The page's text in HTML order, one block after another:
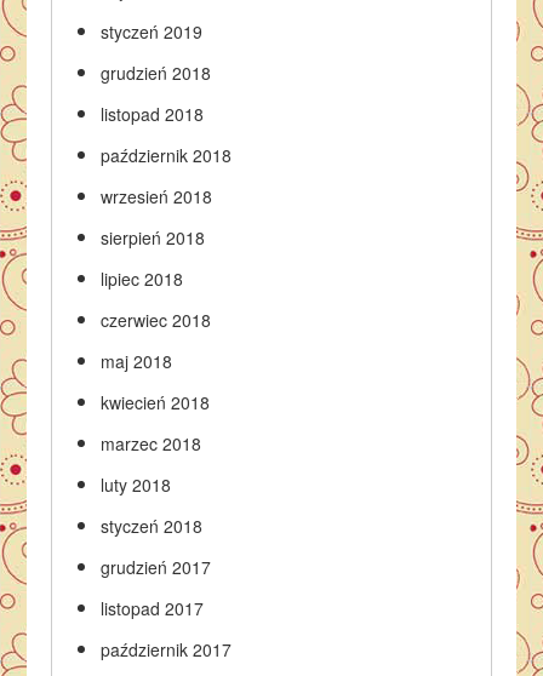
styczeń 2019
grudzień 2018
listopad 2018
październik 2018
wrzesień 2018
sierpień 2018
lipiec 2018
czerwiec 2018
maj 2018
kwiecień 2018
marzec 2018
luty 2018
styczeń 2018
grudzień 2017
listopad 2017
październik 2017